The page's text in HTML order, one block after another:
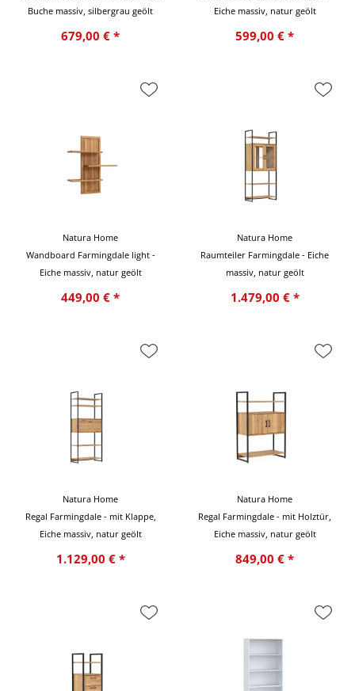
Buche massiv, silbergrau geölt
679,00 € *
Eiche massiv, natur geölt
599,00 € *
Natura Home
Wandboard Farmingdale light -
Eiche massiv, natur geölt
449,00 € *
Natura Home
Raumteiler Farmingdale - Eiche
massiv, natur geölt
1.479,00 € *
Natura Home
Regal Farmingdale - mit Klappe,
Eiche massiv, natur geölt
1.129,00 € *
Natura Home
Regal Farmingdale - mit Holztür,
Eiche massiv, natur geölt
849,00 € *